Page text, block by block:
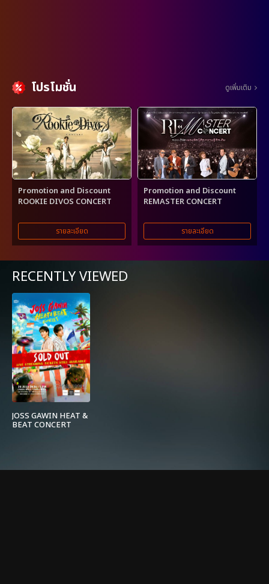
โปรโมชั่น ดูเพิ่มเติม
Promotion and Discount
ROOKIE DIVOS CONCERT
รายละเอียด
Promotion and Discount
REMASTER CONCERT
รายละเอียด
RECENTLY VIEWED
JOSS GAWIN HEAT &
BEAT CONCERT